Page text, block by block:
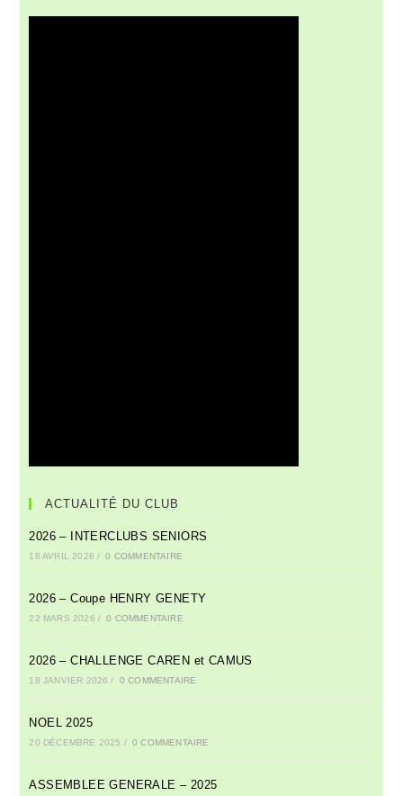
ACTUALITÉ DU CLUB
2026 – INTERCLUBS SENIORS
18 AVRIL 2026 / 0 COMMENTAIRE
2026 – Coupe HENRY GENETY
22 MARS 2026 / 0 COMMENTAIRE
2026 – CHALLENGE CAREN et CAMUS
18 JANVIER 2026 / 0 COMMENTAIRE
NOEL 2025
20 DÉCEMBRE 2025 / 0 COMMENTAIRE
ASSEMBLEE GENERALE – 2025